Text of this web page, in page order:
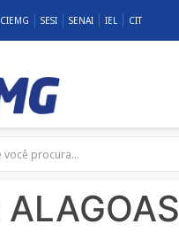
CIEMG SESI SENAI IEL CIT
ALAGOAS